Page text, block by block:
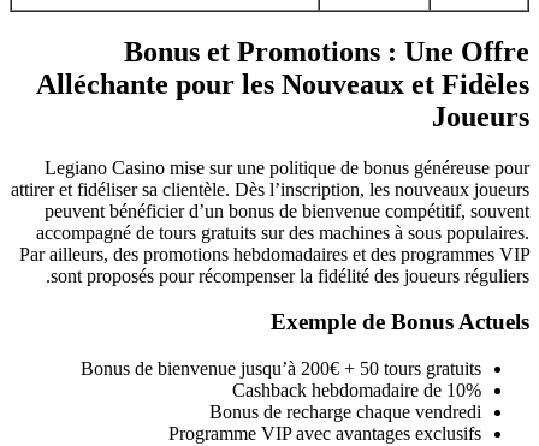
Bonus et Promotions : Une Offre
Alléchante pour les Nouveaux et Fidèles
Joueurs
Legiano Casino mise sur une politique de bonus généreuse pour
attirer et fidéliser sa clientèle. Dès l’inscription, les nouveaux joueurs
peuvent bénéficier d’un bonus de bienvenue compétitif, souvent
accompagné de tours gratuits sur des machines à sous populaires.
Par ailleurs, des promotions hebdomadaires et des programmes VIP
sont proposés pour récompenser la fidélité des joueurs réguliers.
Exemple de Bonus Actuels
Bonus de bienvenue jusqu’à 200€ + 50 tours gratuits
Cashback hebdomadaire de 10%
Bonus de recharge chaque vendredi
Programme VIP avec avantages exclusifs